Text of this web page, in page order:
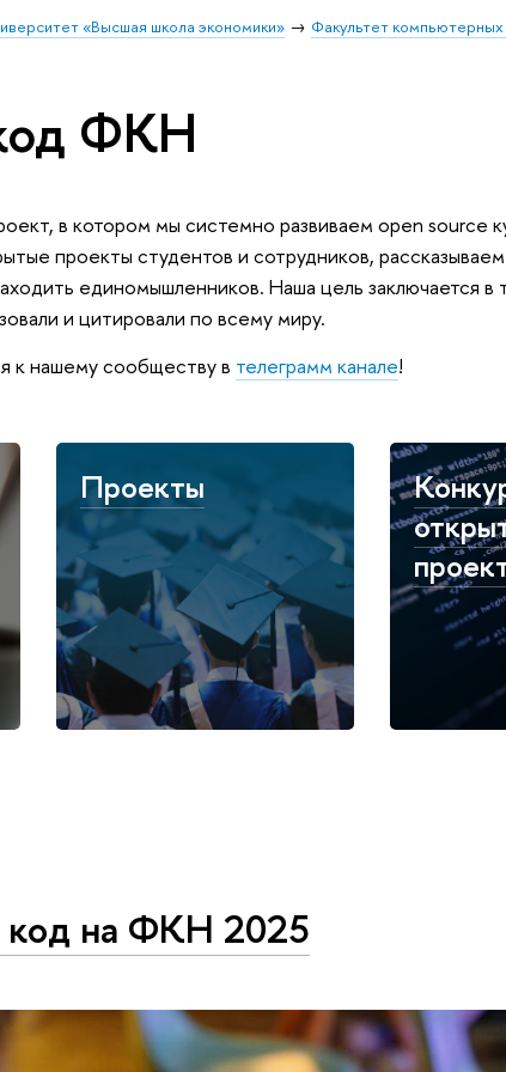
«Высшая школа экономики» Факультет компьютерных
ФКН
в котором мы системно развиваем open source
проекты студентов и сотрудников,
единомышленников. Наша цель заключается в
и цитировали по всему миру.
к нашему сообществу в телеграмм канале!
Проекты
на ФКН 2025